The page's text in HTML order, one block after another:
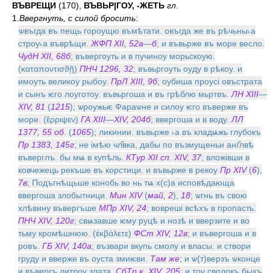
ВЪВРЕЩИ (170), ВЪВЬР|ГОУ, -ЖЕТЬ гл
1. Ввергнуть, с силой бросить:
ѡвъгда въ пещь гороущю въмѣтати. овъгда же въ рѣчьны˫а
строу˫а въврѣщи. ЖФП XII, 52а—б; и въвьрже въ море весло.
ЧудН XII, 68б; въвергоуть и в пучиноу морьскоую.
(καταποντισϑῇ) ПНЧ 1296, 32; въвьргоуть оуду в рѣкоу. и
имоуть великоу рыбоу. ПрЛ XIII, 9б; оубиша проусi овъстрата
и сынъ ѥго лоуготоу. въвьргоша и въ грѣблю мьртвъ. ЛН XIII—
XIV, 81 (1215); ѡроужьѥ Фараѡне и силоу ѥго въверже въ
море. (ἔρριψεν) ГА XIII—XIV, 204б; ввергоша и в воду. ЛЛ
1377, 55 об. (1065); ликинии. въвьрже ˫а въ кладѩжь глубокъ
Пр 1383, 145г; не iмѣю чл҃вка, дабы по възмущеньи анг҃лвѣ
въверглъ. бы мѩ в купѣль. КТур XII сп. XIV, 37; вложiвши в
ковчежець рекъше въ корстици. и въвьрже в рекоу Пр XIV(6),
7в; Подъгнѣщьше конобь во нь тѩ х(с)а исповѣдающа
ввергоша злобытници. Мин XIV(май, 2), 18; ѡгнь въ свою
хлѣвину въвергъше МПр XIV, 24; воврешi всѣхъ в пропасть.
ПНЧ XIV, 120г; свѩзавше ѥму руцѣ и нозѣ и вверзите и во
тьму кромѣшнюю. (ἐκβάλετε) ФСт XIV, 12в; и въвергоша и в
ровъ. ГБ XIV, 140а; възвари вкупь смолу и власы. и створи
груду и вверже въ оуста змиѥви. Там же; и ѡ(т)верзъ ѡконце